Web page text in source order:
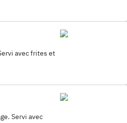
avec frites et
Servi avec